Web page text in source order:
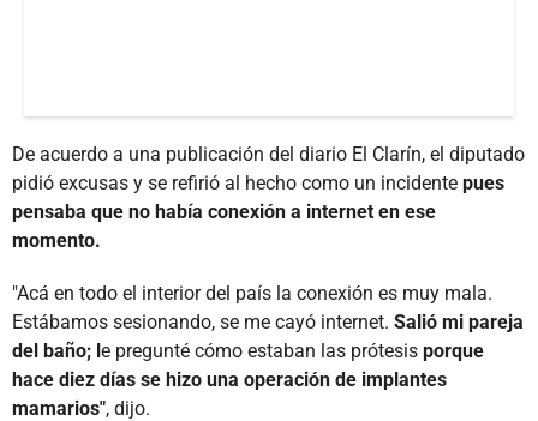
De acuerdo a una publicación del diario El Clarín, el diputado
pidió excusas y se refirió al hecho como un incidente pues
pensaba que no había conexión a internet en ese
momento.
"Acá en todo el interior del país la conexión es muy mala.
Estábamos sesionando, se me cayó internet. Salió mi pareja
del baño; le pregunté cómo estaban las prótesis porque
hace diez días se hizo una operación de implantes
mamarios", dijo.